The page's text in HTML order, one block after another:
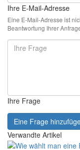
Ihre E-Mail-Adresse
Eine E-Mail-Adresse ist
Beantwortung Ihrer
Ihre Frage
Eine Frage
Verwandte Artikel